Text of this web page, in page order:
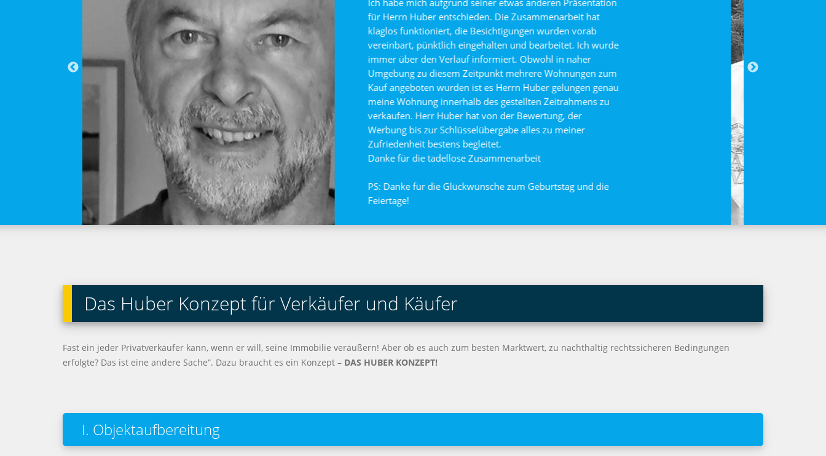
Familie Wieser Geist
Vor 5 Jahren haben wir auch schon unsere Wohnung bei
Huber Immobilien gekauft. Die dazumal sehr professionelle
und angenehme Zusammenarbeit war auch der Grund Sie
wieder über ihn zu verkaufen. Das schöne einer Immobilie
hervorzuheben und dadurch schnell verkaufen zu können
gelang Huber Immobilien sehr gut. Binnen einer Woche war
sie auch schon verkauft.
Das Huber Konzept für Verkäufer und Käufer
Fast ein jeder Privatverkäufer kann, wenn er will, seine Immobilie veräußern! Aber ob es auch zum besten Marktwert, zu nachthaltig rechtssicheren Bedingungen
erfolgte? Das ist eine andere Sache“. Dazu braucht es ein Konzept – DAS HUBER KONZEPT!
I. Objektaufbereitung